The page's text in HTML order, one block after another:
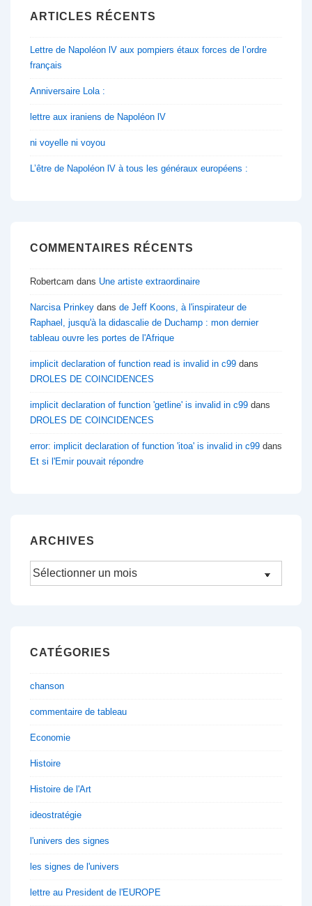
ARTICLES RÉCENTS
Lettre de Napoléon lV aux pompiers étaux forces de l’ordre
français
Anniversaire Lola :
lettre aux iraniens de Napoléon lV
ni voyelle ni voyou
L’être de Napoléon lV à tous les généraux européens :
COMMENTAIRES RÉCENTS
Robertcam dans Une artiste extraordinaire
Narcisa Prinkey dans de Jeff Koons, à l'inspirateur de
Raphael, jusqu'à la didascalie de Duchamp : mon dernier
tableau ouvre les portes de l'Afrique
implicit declaration of function read is invalid in c99 dans
DROLES DE COINCIDENCES
implicit declaration of function 'getline' is invalid in c99 dans
DROLES DE COINCIDENCES
error: implicit declaration of function 'itoa' is invalid in c99 dans
Et si l'Emir pouvait répondre
ARCHIVES
Archives
CATÉGORIES
chanson
commentaire de tableau
Economie
Histoire
Histoire de l'Art
ideostratégie
l'univers des signes
les signes de l'univers
lettre au President de l'EUROPE